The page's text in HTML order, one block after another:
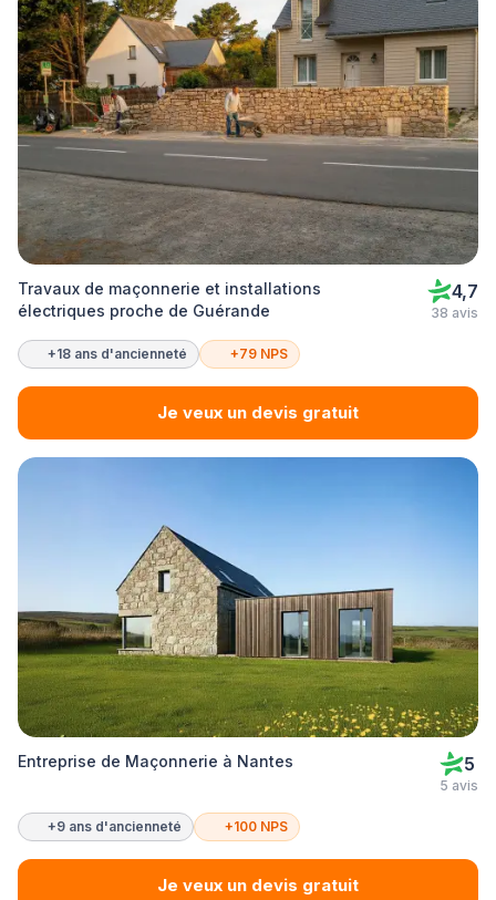
Travaux de maçonnerie et installations
électriques proche de Guérande
4,7
38 avis
+18 ans d'ancienneté +79 NPS
Je veux un devis gratuit
Entreprise de Maçonnerie à Nantes 5
5 avis
+9 ans d'ancienneté +100 NPS
Je veux un devis gratuit